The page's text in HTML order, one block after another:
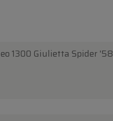
1300 Giulietta Spider '58